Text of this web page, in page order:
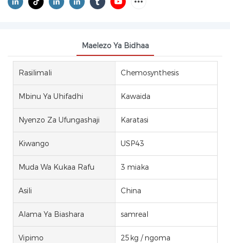
Maelezo Ya Bidhaa
Rasilimali Chemosynthesis
Mbinu Ya Uhifadhi Kawaida
Nyenzo Za Ufungashaji Karatasi
Kiwango USP43
Muda Wa Kukaa Rafu 3 miaka
Asili China
Alama Ya Biashara samreal
Vipimo 25kg / ngoma